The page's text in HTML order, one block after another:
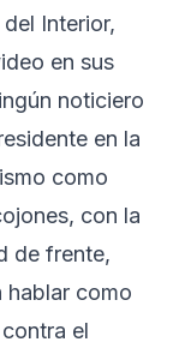
Interior,
en sus
noticiero
en la
como
con la
de frente,
hablar como
el